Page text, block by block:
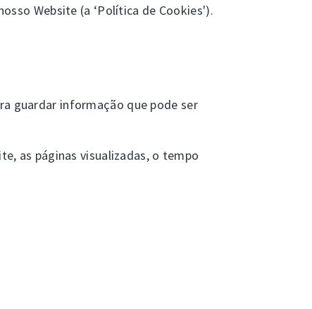
Website (a ‘Política de Cookies').
guardar informação que pode ser
as páginas visualizadas, o tempo